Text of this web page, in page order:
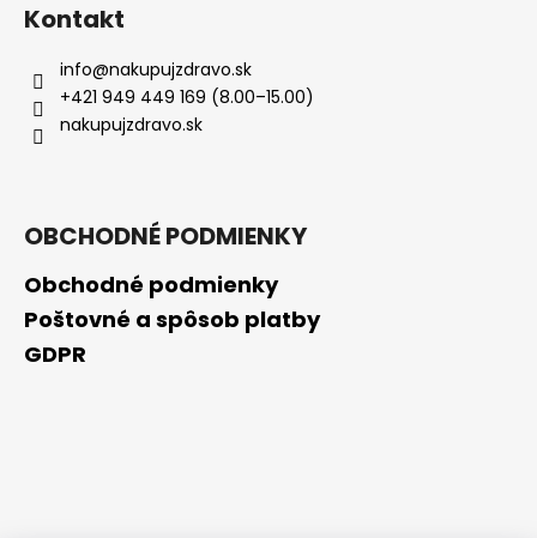
Kontakt
info@nakupujzdravo.sk
+421 949 449 169 (8.00–15.00)
nakupujzdravo.sk
OBCHODNÉ PODMIENKY
Obchodné podmienky
Poštovné a spôsob platby
GDPR